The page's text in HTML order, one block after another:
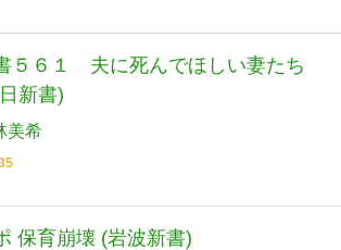
５６１ 夫に死んでほしい妻たち
新書)
美希
保育崩壊 (岩波新書)